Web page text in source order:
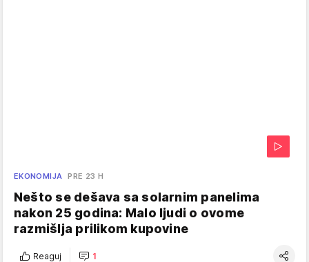
EKONOMIJA PRE 23 H
Nešto se dešava sa solarnim panelima
nakon 25 godina: Malo ljudi o ovome
razmišlja prilikom kupovine
Reaguj 1